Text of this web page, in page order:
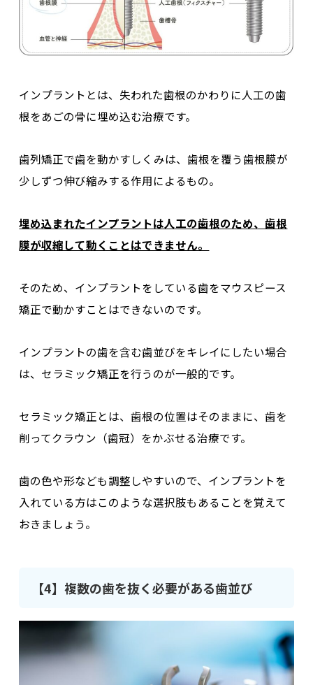
インプラントとは、失われた歯根のかわりに人工の歯
根をあごの骨に埋め込む治療です。
歯列矯正で歯を動かすしくみは、歯根を覆う歯根膜が
少しずつ伸び縮みする作用によるもの。
埋め込まれたインプラントは人工の歯根のため、歯根
膜が収縮して動くことはできません。
そのため、インプラントをしている歯をマウスピース
矯正で動かすことはできないのです。
インプラントの歯を含む歯並びをキレイにしたい場合
は、セラミック矯正を行うのが一般的です。
セラミック矯正とは、歯根の位置はそのままに、歯を
削ってクラウン（歯冠）をかぶせる治療です。
歯の色や形なども調整しやすいので、インプラントを
入れている方はこのような選択肢もあることを覚えて
おきましょう。
【4】複数の歯を抜く必要がある歯並び